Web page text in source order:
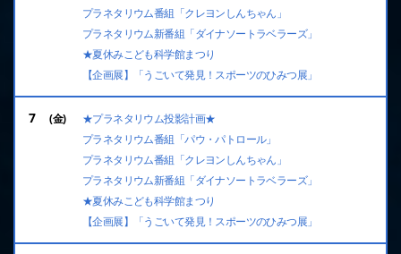
プラネタリウム番組「クレヨンしんちゃん」
プラネタリウム新番組「ダイナソートラベラーズ」
★夏休みこども科学館まつり
【企画展】「うごいて発見！スポーツのひみつ展」
7
★プラネタリウム投影計画★
プラネタリウム番組「パウ・パトロール」
プラネタリウム番組「クレヨンしんちゃん」
プラネタリウム新番組「ダイナソートラベラーズ」
★夏休みこども科学館まつり
【企画展】「うごいて発見！スポーツのひみつ展」